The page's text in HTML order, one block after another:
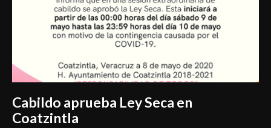
Cabildo aprueba Ley Seca en
Coatzintla